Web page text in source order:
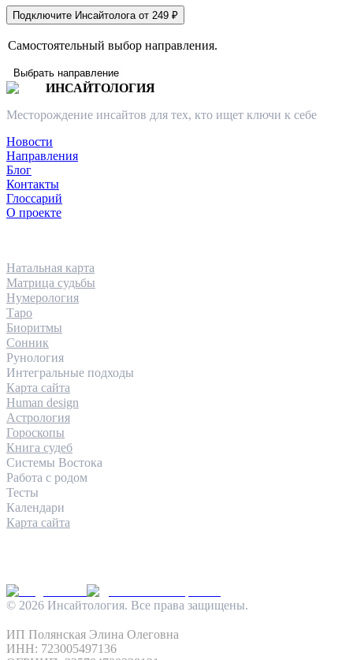
Подключите Инсайтолога от 249 ₽
Самостоятельный выбор направления.
Выбрать направление
ИНСАЙТОЛОГИЯ
Месторождение инсайтов для тех, кто ищет ключи к себе
Новости
Направления
Блог
Контакты
Глоссарий
О проекте
Натальная карта
Матрица судьбы
Нумерология
Таро
Биоритмы
Сонник
Рунология
Интегральные подходы
Карта сайта
Human design
Астрология
Гороскопы
Книга судеб
Системы Востока
Работа с родом
Тесты
Календари
Карта сайта
© 2026 Инсайтология. Все права защищены.
ИП Полянская Элина Олеговна
ИНН: 723005497136